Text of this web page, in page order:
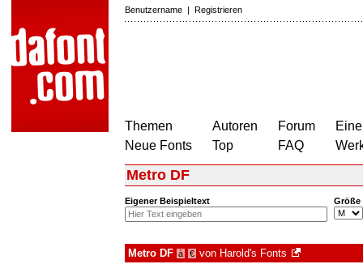
Benutzername | Registrieren
Themen
Neue Fonts
Autoren
Top
Forum
FAQ
Metro DF
Eigener Beispieltext Größe
Metro DF à € von Harold's Fonts